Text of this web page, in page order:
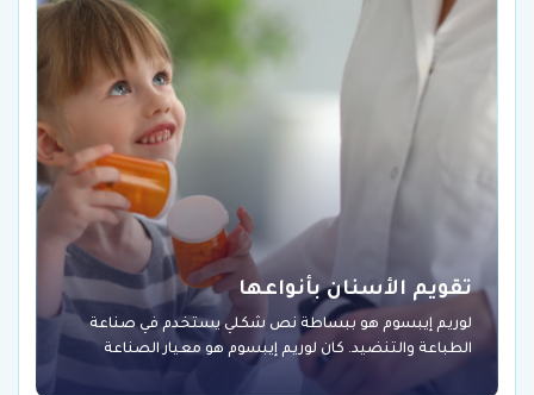
تقويم الأسنان بأنواعها
لوريم إيبسوم هو ببساطة نص شكلي يستخدم في صناعة
الطباعة والتنضيد. كان لوريم إيبسوم هو معيار الصناعة